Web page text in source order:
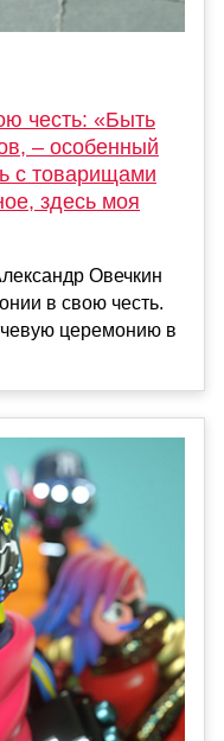
честь: «Быть
– особенный
с товарищами
здесь моя
Овечкин
в свою честь.
церемонию в